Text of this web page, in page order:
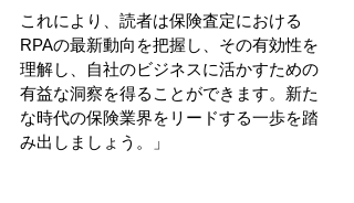
これにより、読者は保険査定における
RPAの最新動向を把握し、その有効性を
理解し、自社のビジネスに活かすための
有益な洞察を得ることができます。新た
な時代の保険業界をリードする一歩を踏
み出しましょう。」